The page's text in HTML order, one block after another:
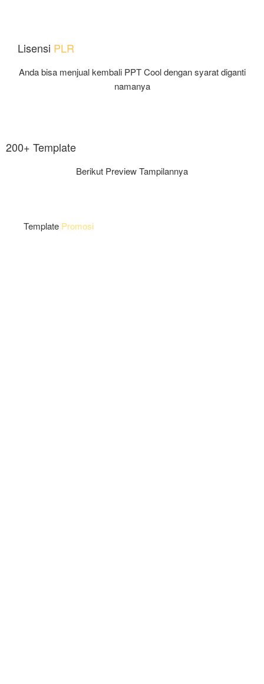
Lisensi PLR
Anda bisa menjual kembali PPT Cool dengan syarat diganti
namanya
200+ Template
Berikut Preview Tampilannya
Template Promosi